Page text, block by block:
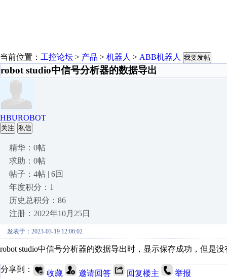
当前位置： 工控论坛 > 产品 > 机器人 > ABB机器人 我要发帖
robot studio中信号分析器的数据导出
HBUROBOT
关注 私信
精华：0帖
求助：0帖
帖子：4帖 | 6回
年度积分：1
历史总积分：86
注册：2022年10月25日
发表于：2023-03-19 12:06:02
robot studio中信号分析器的数据导出时，显示保存成功，但是
分享到： 收藏 邀请回答 回复楼主 举报